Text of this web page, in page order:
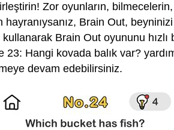
Zor oyunların, bilmecelerin,
hayranıysanız, Brain Out,
Brain Out oyununu
Hangi kovada balık var?
devam edebilirsiniz.